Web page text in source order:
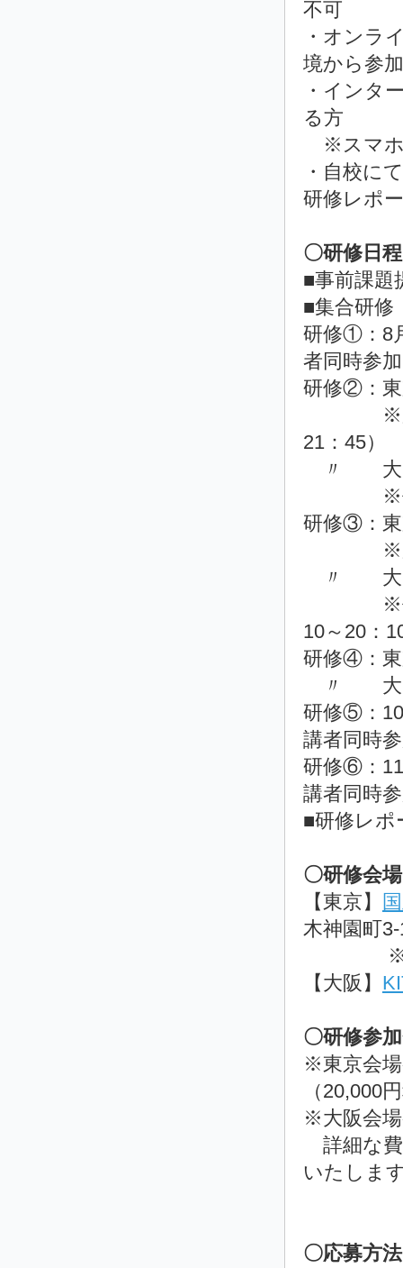
不可
・オンラ
境から参
・インタ
る方
※スマホ
・自校に
研修レポ
〇研修日
■事前課題
■集合研修
研修①：8
者同時参加
研修②：
※夕食
21：45）
〃 大阪
※任意
研修③：
※夕食
〃 大阪
※任意
10～20：
研修④：
〃 大阪
研修⑤：
講者同時
研修⑥：
講者同時
■研修レポ
〇研修会場
【東京】
木神園町
【大阪】
〇研修参
※東京会
（20,000
※大阪会
詳細な
いたしま
〇応募